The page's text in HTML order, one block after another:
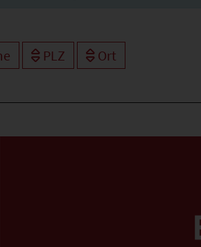
PLZ Ort